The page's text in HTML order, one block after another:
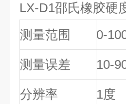
LX-D1邵氏橡胶硬
测量范围
0-
测量误差 10-
分辨率 1度